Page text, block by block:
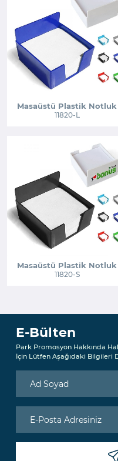
Masaüstü Plastik Notluk
11820-L
Masaüstü Plastik Notluk
11820-S
E-Bülten
Park Promosyon Hakkında
İçin Lütfen Aşağıdaki Bilgileri